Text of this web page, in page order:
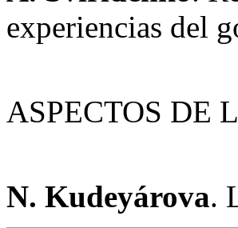
experiencias del
ASPECTOS DE
N. Kudeyárova.